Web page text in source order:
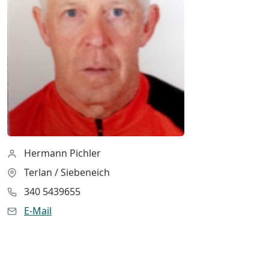
Hermann Pichler
Terlan / Siebeneich
340 5439655
E-Mail